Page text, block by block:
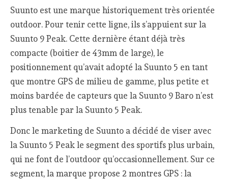
Suunto est une marque historiquement très orientée
outdoor. Pour tenir cette ligne, ils s’appuient sur la
Suunto 9 Peak. Cette dernière étant déjà très
compacte (boitier de 43mm de large), le
positionnement qu’avait adopté la Suunto 5 en tant
que montre GPS de milieu de gamme, plus petite et
moins bardée de capteurs que la Suunto 9 Baro n’est
plus tenable par la Suunto 5 Peak.
Donc le marketing de Suunto a décidé de viser avec
la Suunto 5 Peak le segment des sportifs plus urbain,
qui ne font de l’outdoor qu’occasionnellement. Sur ce
segment, la marque propose 2 montres GPS : la